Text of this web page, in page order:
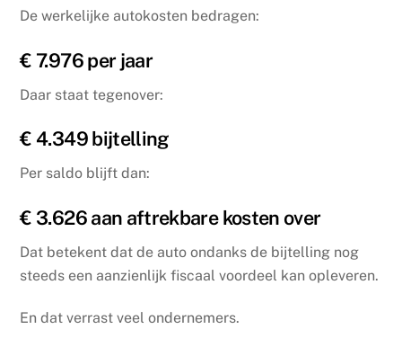
De werkelijke autokosten bedragen:
€ 7.976 per jaar
Daar staat tegenover:
€ 4.349 bijtelling
Per saldo blijft dan:
€ 3.626 aan aftrekbare kosten over
Dat betekent dat de auto ondanks de bijtelling nog
steeds een aanzienlijk fiscaal voordeel kan opleveren.
En dat verrast veel ondernemers.